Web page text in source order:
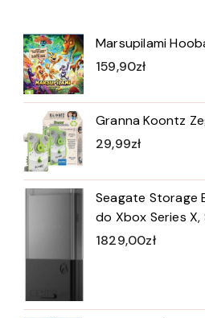
Marsupilami
159,90zł
Granna Koontz
29,99zł
Seagate Storage
do Xbox Series
1829,00zł